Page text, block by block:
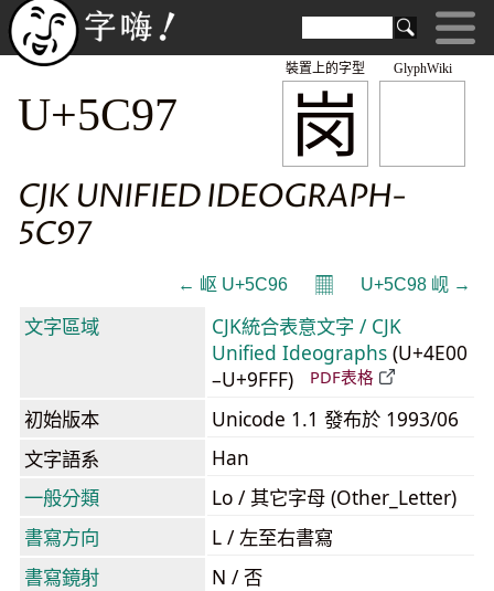
GlyphWiki
岗
裝置上的字型
U+5C97
CJK UNIFIED IDEOGRAPH-
5C97
← 岖 U+5C96 𝄜 U+5C98 岘 →
文字區域
CJK統合表意文字 / CJK
Unified Ideographs (U+4E00
–U+9FFF)
PDF表格
初始版本
Unicode 1.1 發布於 1993/06
文字語系
Han
一般分類
Lo / 其它字母 (Other_Letter)
書寫方向
L / 左至右書寫
書寫鏡射
N / 否